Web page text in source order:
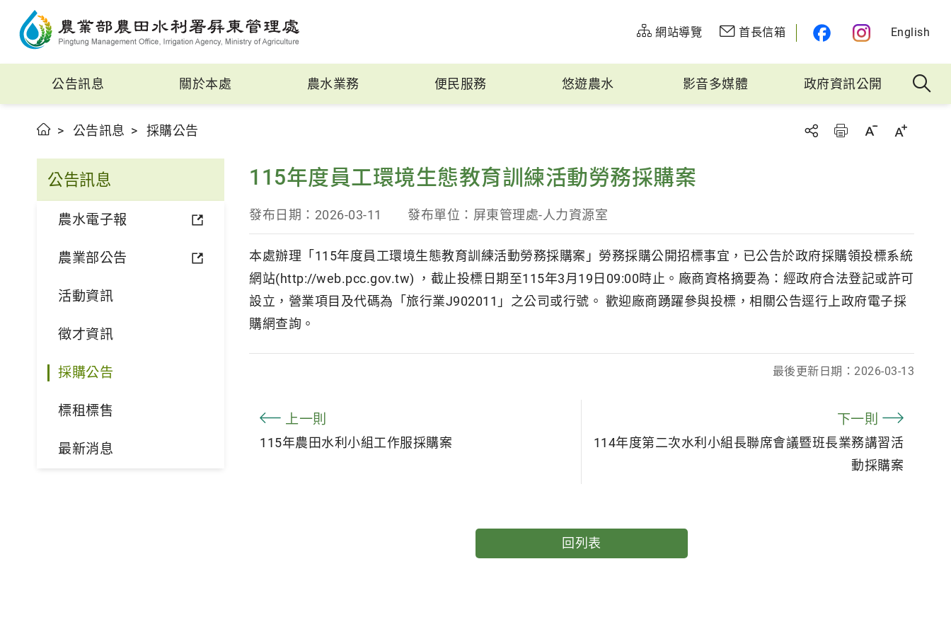
網站導覽 首長信箱 English
公告訊息 關於本處 農水業務 便民服務 悠遊農水 影音多媒體 政府資訊公開
公告訊息 採購公告
公告訊息
農水電子報
農業部公告
活動資訊
徵才資訊
採購公告
標租標售
最新消息
115年度員工環境生態教育訓練活動勞務採購案
發布日期： 2026-03-11 發布單位： 屏東管理處-人力資源室
本處辦理「115年度員工環境生態教育訓練活動勞務採購案」勞務採購公開招標事宜，已公告於政府採購領投標系統
網站(http://web.pcc.gov.tw) ，截止投標日期至115年3月19日09:00時止。廠商資格摘要為：經政府合法登記或許可
設立，營業項目及代碼為「旅行業J902011」之公司或行號。 歡迎廠商踴躍參與投標，相關公告逕行上政府電子採
購網查詢。
最後更新日期： 2026-03-13
上一則
115年農田水利小組工作服採購案
下一則
114年度第二次水利小組長聯席會議暨班長業務講習活
動採購案
回列表